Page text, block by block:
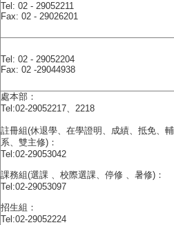
Tel: 02 - 29052211
Fax: 02 - 29026201
Tel: 02 - 29052204
Fax: 02 -29044938
處本部：
Tel:02-29052217、2218
註冊組(休退學、在學證明、成績、抵免、輔
系、雙主修)：
Tel:02-29053042
課務組(選課 、校際選課、停修 、暑修)：
Tel:02-29053097
招生組：
Tel:02-29052224